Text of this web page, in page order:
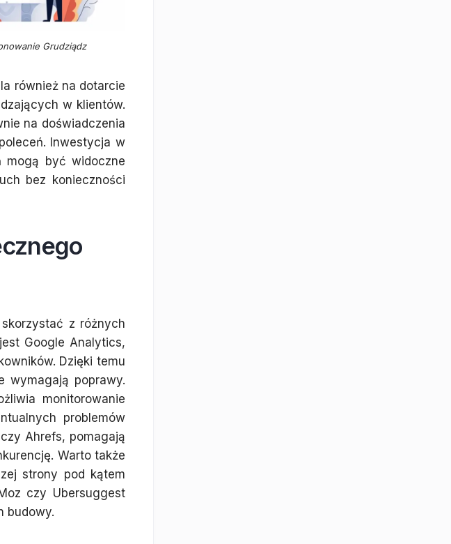
Grudziądz
również na dotarcie
w klientów.
na doświadczenia
Inwestycja w
mogą być widoczne
bez konieczności
z różnych
Google Analytics,
Dzięki temu
wymagają poprawy.
monitorowanie
problemów
Ahrefs, pomagają
Warto także
strony pod kątem
czy Ubersuggest
budowy.